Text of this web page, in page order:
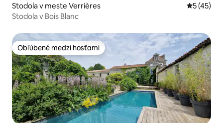
Stodola v meste Verrières
5 (45)
Stodola v Bois Blanc
Obľúbené medzi hosťami
Obľúbené medzi hosťami